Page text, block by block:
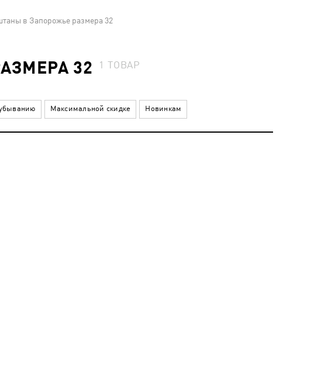
в Запорожье размера 32
32 1 ТОВАР
Максимальной скидке Новинкам